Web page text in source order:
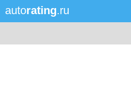
autorating.ru